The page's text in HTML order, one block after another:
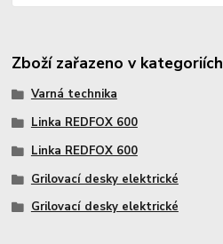
Zboží zařazeno v kategoriích
Varná technika
Linka REDFOX 600
Linka REDFOX 600
Grilovací desky elektrické
Grilovací desky elektrické